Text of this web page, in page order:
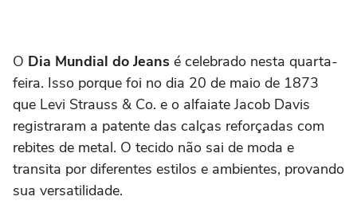
O Dia Mundial do Jeans é celebrado nesta quarta-
feira. Isso porque foi no dia 20 de maio de 1873
que Levi Strauss & Co. e o alfaiate Jacob Davis
registraram a patente das calças reforçadas com
rebites de metal. O tecido não sai de moda e
transita por diferentes estilos e ambientes, provando
sua versatilidade.